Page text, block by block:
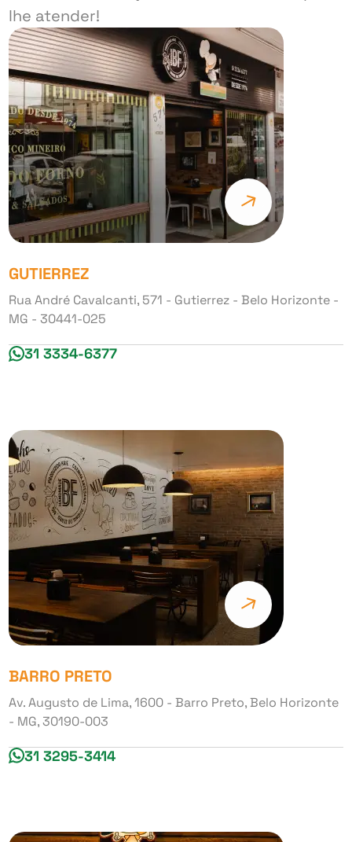
lhe atender!
GUTIERREZ
Rua André Cavalcanti, 571 - Gutierrez - Belo Horizonte -
MG - 30441-025
31 3334-6377
BARRO PRETO
Av. Augusto de Lima, 1600 - Barro Preto, Belo Horizonte
- MG, 30190-003
31 3295-3414